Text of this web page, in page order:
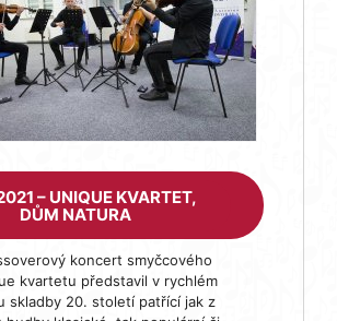
– UNIQUE KVARTET,
DŮM NATURA
koncert smyčcového
kvartetu představil v rychlém
skladby 20. století patřící jak z